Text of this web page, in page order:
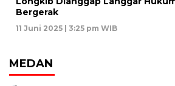
Bergerak
11 Juni 2025 | 3:25 pm WIB
MEDAN